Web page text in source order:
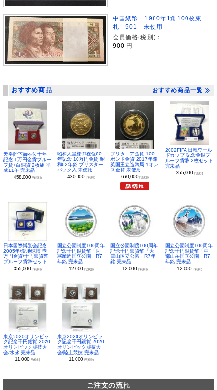
中国紙幣 1980年1角100枚束
札 501 未使用
会員価格(税別)：
900 円
おすすめ商品 おすすめ商品一覧
天皇陛下御在位十年
記念 1万円金貨プルー
フ貨+白銅貨 2枚組 平
成11年 完未品
458,000 円(税別)
昭和天皇様御在位60
年記念 10万円金貨 昭
和62年銘 ブリスター
パック入 未使用
430,000 円(税別)
ブリタニア金貨 100
ポンド金貨 2017年銘
英国王立造幣局 1オン
ス金貨 未使用
660,000 円(税別)
2002FIFA 日韓ワール
ドカップ 記念金銀プ
ルーフ貨幣 2枚セット
完未品
355,000 円(税別)
日本国際博覧会記念
2005年/愛地球博 壱
万円金貨/千円銀貨幣
プルーフ貨幣セット
355,000 円(税別)
国立公園制度100周年
記念千円銀貨幣「阿
寒摩周国立公園」R7
年銘 完未品
12,000 円(税別)
国立公園制度100周年
記念千円銀貨幣「大
雪山国立公園」R7年
銘 完未品
12,000 円(税別)
国立公園制度100周年
記念千円銀貨幣「中
部山岳国立公園」R7
年銘 完未品
12,000 円(税別)
東京2020オリンピッ
ク記念千円銀貨 2020
オリンピック競技大
会/水泳 完未品
11,000円(税別)
東京2020オリンピッ
ク記念千円銀貨 2020
オリンピック競技大
会/陸上競技 完未品
11,000 円(税別)
ご注文の流れ